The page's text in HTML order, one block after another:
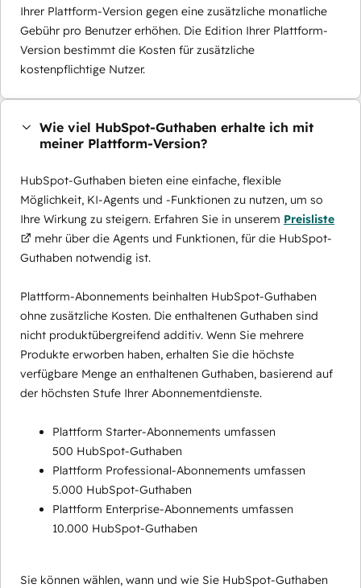
Ihrer Plattform-Version gegen eine zusätzliche monatliche
Gebühr pro Benutzer erhöhen. Die Edition Ihrer Plattform-
Version bestimmt die Kosten für zusätzliche
kostenpflichtige Nutzer.
Wie viel HubSpot-Guthaben erhalte ich mit
meiner Plattform-Version?
HubSpot-Guthaben bieten eine einfache, flexible
Möglichkeit, KI-Agents und -Funktionen zu nutzen, um so
Ihre Wirkung zu steigern. Erfahren Sie in unserem Preisliste
mehr über die Agents und Funktionen, für die HubSpot-
Guthaben notwendig ist.
Plattform-Abonnements beinhalten HubSpot-Guthaben
ohne zusätzliche Kosten. Die enthaltenen Guthaben sind
nicht produktübergreifend additiv. Wenn Sie mehrere
Produkte erworben haben, erhalten Sie die höchste
verfügbare Menge an enthaltenen Guthaben, basierend auf
der höchsten Stufe Ihrer Abonnementdienste.
Plattform Starter-Abonnements umfassen
500 HubSpot-Guthaben
Plattform Professional-Abonnements umfassen
5.000 HubSpot-Guthaben
Plattform Enterprise-Abonnements umfassen
10.000 HubSpot-Guthaben
Sie können wählen, wann und wie Sie HubSpot-Guthaben